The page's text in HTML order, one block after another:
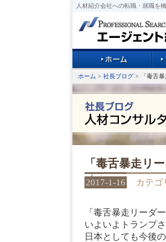
人材紹介会社への転職・就職を橋
ホーム > 社長ブログ > 「毒舌暴
「毒舌暴走リー
2017-1-16 カテゴ
「毒舌暴走リーダー
いよいよトランプ
日本としても今後